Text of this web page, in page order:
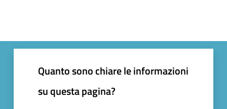
Quanto sono chiare le informazioni
su questa pagina?